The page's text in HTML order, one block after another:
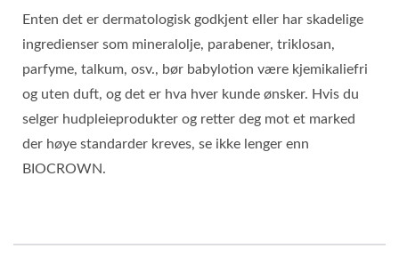
Enten det er dermatologisk godkjent eller har skadelige
ingredienser som mineralolje, parabener, triklosan,
parfyme, talkum, osv., bør babylotion være kjemikaliefri
og uten duft, og det er hva hver kunde ønsker. Hvis du
selger hudpleieprodukter og retter deg mot et marked
der høye standarder kreves, se ikke lenger enn
BIOCROWN.